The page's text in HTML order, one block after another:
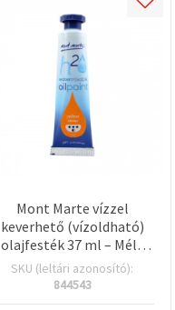
Mont Marte vízzel
keverhető (vízoldható)
olajfesték 37 ml – Mély
sárga (sötétsárga)
SKU (leltári azonosító):
844543